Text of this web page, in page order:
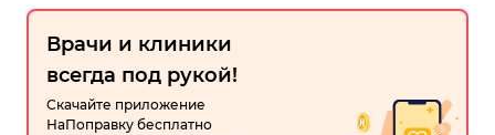
Врачи и клиники
всегда под рукой!
Скачайте приложение
НаПоправку бесплатно